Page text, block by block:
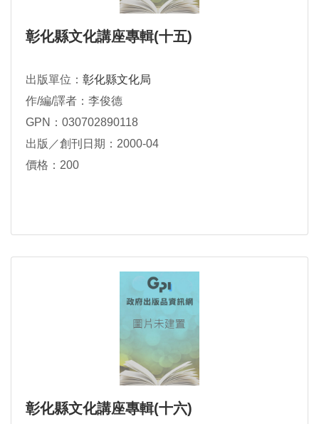
彰化縣文化講座專輯(十五)
出版單位： 彰化縣文化局
作/編/譯者：李俊德
GPN：030702890118
出版／創刊日期：2000-04
價格：200
彰化縣文化講座專輯(十六)